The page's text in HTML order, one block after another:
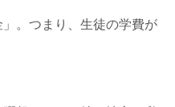
。つまり、生徒の学費が